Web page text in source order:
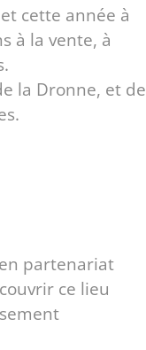
cette année à
à la vente, à
la Dronne, et de
partenariat
ce lieu